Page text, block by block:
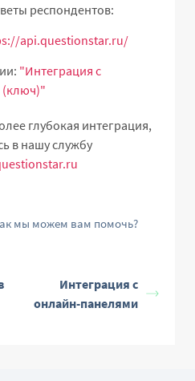
респондентов:
api.questionstar.ru/
"Интеграция с
(ключ)"
глубокая интеграция,
в нашу службу
мы можем вам помочь?
Интеграция с
онлайн-панелями